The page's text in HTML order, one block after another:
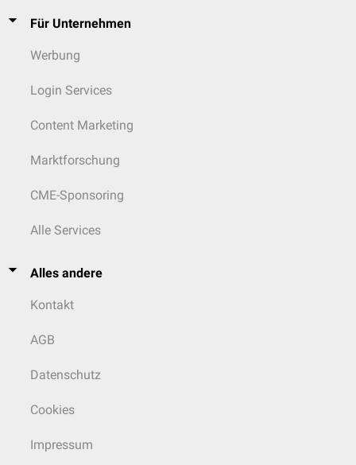
Für Unternehmen
Werbung
Login Services
Content Marketing
Marktforschung
CME-Sponsoring
Alle Services
Alles andere
Kontakt
AGB
Datenschutz
Cookies
Impressum